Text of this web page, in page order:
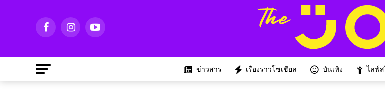
ข่าวสาร เรื่องราวโซเชียล บันเทิง ไลฟ์ส